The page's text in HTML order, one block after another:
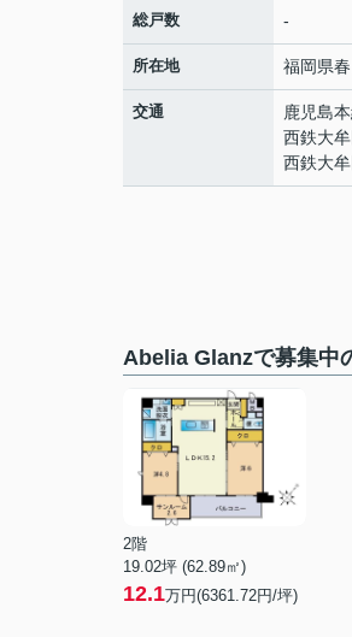
総戸数 -
所在地 福岡県
交通 鹿児島
西鉄大
西鉄大
Abelia Glanzで募集中
2階
19.02坪 (62.89㎡)
12.1万円(6361.72円/坪)